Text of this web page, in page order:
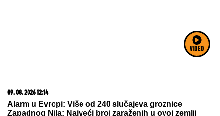
VIDEO
09. 08. 2026 12:14
Alarm u Evropi: Više od 240 slučajeva groznice
Zapadnog Nila; Najveći broj zaraženih u ovoj zemlji